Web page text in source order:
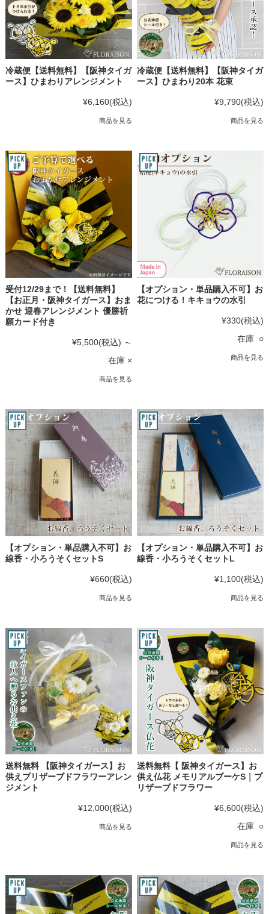
冷蔵便【送料無料】【阪神タイガ
ース】ひまわりアレンジメント
¥6,160(税込)
商品を見る
冷蔵便【送料無料】【阪神タイガ
ース】ひまわり20本 花束
¥9,790(税込)
商品を見る
受付12/29まで！【送料無料】
【お正月・阪神タイガース】おま
かせ 迎春アレンジメント 優勝祈
願カード付き
¥5,500(税込) ～
在庫 ×
商品を見る
【オプション・単品購入不可】お
花につける！キキョウの水引
¥330(税込)
在庫 ○
商品を見る
【オプション・単品購入不可】お
線香・小ろうそくセットS
¥660(税込)
商品を見る
【オプション・単品購入不可】お
線香・小ろうそくセットL
¥1,100(税込)
商品を見る
送料無料 【阪神タイガース】お
供えプリザーブドフラワーアレン
ジメント
¥12,000(税込)
商品を見る
送料無料【 阪神タイガース】お
供え仏花 メモリアルブーケS｜プ
リザーブドフラワー
¥6,600(税込)
在庫 ○
商品を見る